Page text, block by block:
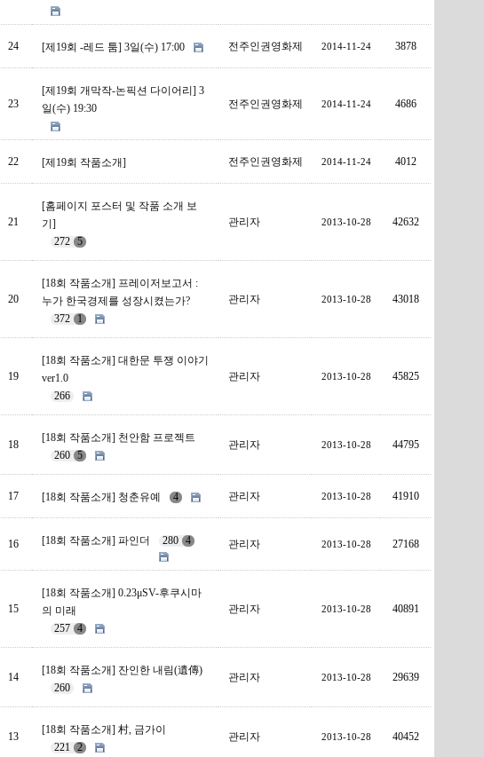
24 [제19회 -레드 툼] 3일(수) 17:00 전주인권영화제 2014-11-24 3878
23
[제19회 개막작-논픽션 다이어리] 3
일(수) 19:30
전주인권영화제 2014-11-24 4686
22 [제19회 작품소개] 전주인권영화제 2014-11-24 4012
21
[홈페이지 포스터 및 작품 소개 보
기]
272 5
관리자 2013-10-28 42632
20
[18회 작품소개] 프레이저보고서 :
누가 한국경제를 성장시켰는가?
372
1
관리자 2013-10-28 43018
19
[18회 작품소개] 대한문 투쟁 이야기
ver1.0
266
관리자 2013-10-28 45825
18
[18회 작품소개] 천안함 프로젝트
260 5
관리자 2013-10-28 44795
17 [18회 작품소개] 청춘유예 4 관리자 2013-10-28 41910
16 [18회 작품소개] 파인더 280 4 관리자 2013-10-28 27168
15
[18회 작품소개] 0.23μSV-후쿠시마
의 미래
257 4
관리자 2013-10-28 40891
14
[18회 작품소개] 잔인한 내림(遺傳)
260
관리자 2013-10-28 29639
13
[18회 작품소개] 村, 금가이
221
2
관리자 2013-10-28 40452